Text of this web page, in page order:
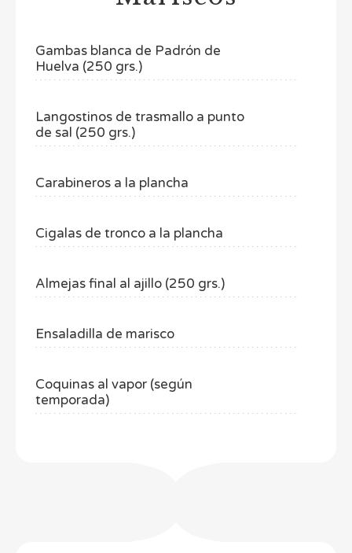
Gambas blanca de Padrón de
Huelva (250 grs.)
Langostinos de trasmallo a punto
de sal (250 grs.)
Carabineros a la plancha
Cigalas de tronco a la plancha
Almejas final al ajillo (250 grs.)
Ensaladilla de marisco
Coquinas al vapor (según
temporada)